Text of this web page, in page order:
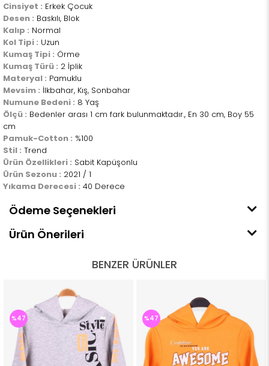
Cinsiyet : Erkek Çocuk
Desen : Baskılı, Blok
Kalıp : Normal
Kol Tipi : Uzun
Kumaş Tipi : Örme
Kumaş Türü : 2 İplik
Materyal : Pamuklu
Mevsim : İlkbahar, Kış, Sonbahar
Numune Bedeni : 8 Yaş
Ölçü : Bedenler arası 1 cm fark bulunmaktadır., En 30 cm, Boy 55
cm
Pamuk-Cotton : %100
Stil : Trend
Ürün Özellikleri : Sabit Kapüşonlu
Ürün Sezonu : 2021 / 1
Yıkama Derecesi : 40 Derece
Ödeme Seçenekleri
Ürün Önerileri
BENZER ÜRÜNLER
%47 %47